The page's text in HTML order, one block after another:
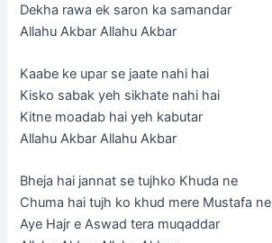
Dekha rawa ek saron ka samandar
Allahu Akbar Allahu Akbar
Kaabe ke upar se jaate nahi hai
Kisko sabak yeh sikhate nahi hai
Kitne moadab hai yeh kabutar
Allahu Akbar Allahu Akbar
Bheja hai jannat se tujhko Khuda ne
Chuma hai tujh ko khud mere Mustafa ne
Aye Hajr e Aswad tera muqaddar